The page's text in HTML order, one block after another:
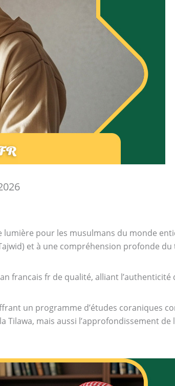
lumière pour les musulmans du monde
et à une compréhension profonde du
francais fr de qualité, alliant l’authenticité
un programme d’études coraniques
mais aussi l’approfondissement de